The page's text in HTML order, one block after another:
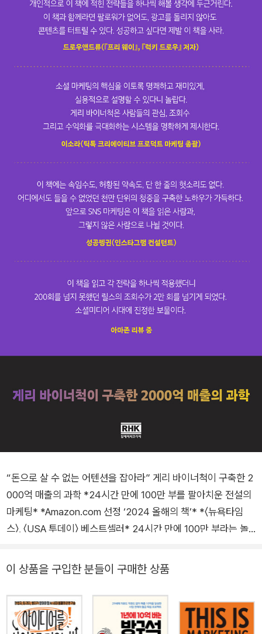
“돈으로 살 수 없는 어텐션을 잡아라” 게리 바이너척이 구축한 2
000억 매출의 과학 *24시간 만에 100만 부를 팔아치운 전설의
마케팅* *Amazon.com 선정 ‘2024 올해의 책’* *〈뉴욕타임
스〉, 〈USA 투데이〉 베스트셀러* 24시간 만에 100만 부라는 놀
ryVee)로 알려진 그는 소셜 플랫폼에서 어떻게 대중의 관심을
명이 그를 팔로우하며 24시간 그의 콘텐츠에 주목한다. 20세기
부터 21세기까지의 모든 소셜미디어를 섭렵한 게리비는 SNS 마
케팅의 선구자이자 지금까지도 가장 영향력 있는 세계 최고의 마
이 상품을 구입한 분들이 구매한 상품